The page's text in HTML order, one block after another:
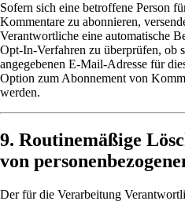
Sofern sich eine betroffene Person
Kommentare zu abonnieren,
Verantwortliche eine automatische
Opt-In-Verfahren zu überprüfen, ob
angegebenen E-Mail-Adresse für
Option zum Abonnement von
werden.
9. Routinemäßige
von
Der für die Verarbeitung